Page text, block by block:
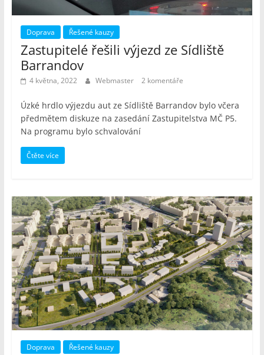
Doprava Řešené kauzy
Zastupitelé řešili výjezd ze Sídliště
Barrandov
4 května, 2022 Webmaster 2 komentáře
Úzké hrdlo výjezdu aut ze Sídliště Barrandov bylo včera
předmětem diskuze na zasedání Zastupitelstva MČ P5.
Na programu bylo schvalování
Čtěte více
Doprava Řešené kauzy